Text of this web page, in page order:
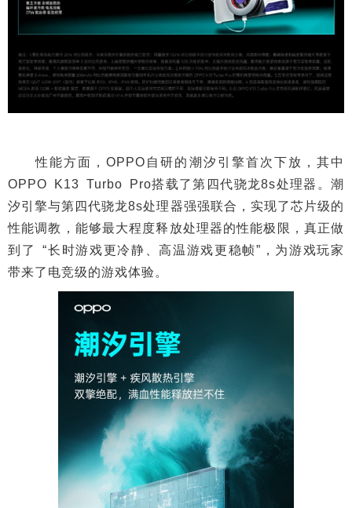
性能方面，OPPO自研的潮汐引擎首次下放，其中
OPPO K13 Turbo Pro搭载了第四代骁龙8s处理器。潮
汐引擎与第四代骁龙8s处理器强强联合，实现了芯片级的
性能调教，能够最大程度释放处理器的性能极限，真正做
到了 “长时游戏更冷静、高温游戏更稳帧”，为游戏玩家
带来了电竞级的游戏体验。